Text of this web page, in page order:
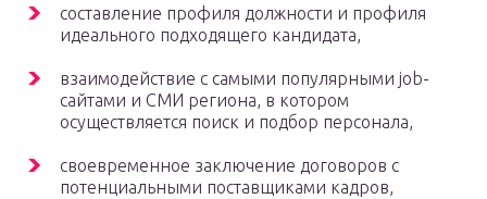
составление профиля должности и профиля
идеального подходящего кандидата,
взаимодействие с самыми популярными job-
сайтами и СМИ региона, в котором
осуществляется поиск и подбор персонала,
своевременное заключение договоров с
потенциальными поставщиками кадров,